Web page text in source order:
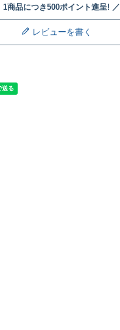
レビューを書く